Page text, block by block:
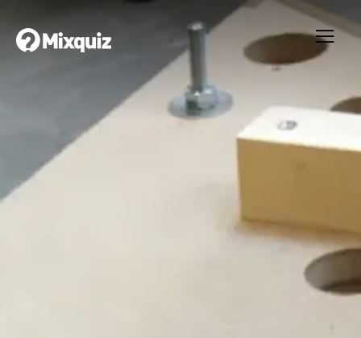
0 0/11
Cad2
Ditt resultat